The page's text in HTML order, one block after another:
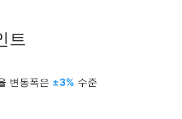
트
변동폭은 ±3% 수준